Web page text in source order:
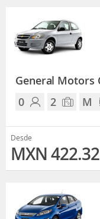
General Motors
0 2 M
Desde
MXN 422.32